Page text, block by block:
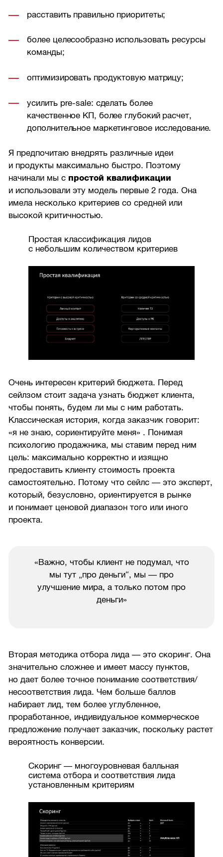
расставить правильно приоритеты;
более целесообразно использовать ресурсы
команды;
оптимизировать продуктовую матрицу;
усилить pre-sale: сделать более
качественное КП, более глубокий расчет,
дополнительное маркетинговое исследование.
Я предпочитаю внедрять различные идеи
и продукты максимально быстро. Поэтому
начинали мы с простой квалификации
и использовали эту модель первые 2 года. Она
имела несколько критериев со средней или
высокой критичностью.
Простая классификация лидов
с небольшим количеством критериев
Очень интересен критерий бюджета. Перед
сейлзом стоит задача узнать бюджет клиента,
чтобы понять, будем ли мы с ним работать.
Классическая история, когда заказчик говорит:
«я не знаю, сориентируйте меня» . Понимая
психологию продажника, мы ставим перед ним
цель: максимально корректно и изящно
предоставить клиенту стоимость проекта
самостоятельно. Потому что сейлс — это эксперт,
который, безусловно, ориентируется в рынке
и понимает ценовой диапазон того или иного
проекта.
«Важно, чтобы клиент не подумал, что
мы тут „про деньги“, мы — про
улучшение мира, а только потом про
деньги»
Вторая методика отбора лида — это скоринг. Она
значительно сложнее и имеет массу пунктов,
но дает более точное понимание соответствия/
несоответствия лида. Чем больше баллов
набирает лид, тем более углубленное,
проработанное, индивидуальное коммерческое
предложение получает заказчик, поскольку растет
вероятность конверсии.
Скоринг — многоуровневая балльная
система отбора и соответствия лида
установленным критериям